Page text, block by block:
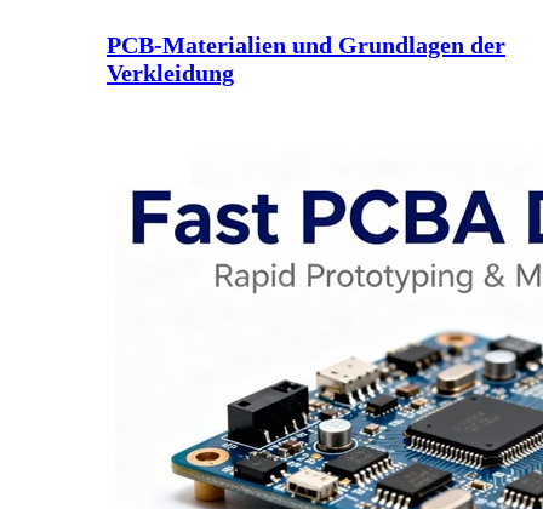
PCB-Materialien und Grundlagen der
Verkleidung